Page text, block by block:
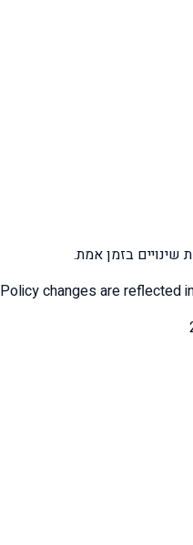
Policy changes are reflected